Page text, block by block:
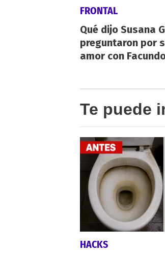
FRONTAL
Qué dijo Susana
preguntaron por
amor con
Te puede
HACKS